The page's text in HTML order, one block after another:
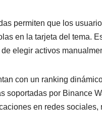
permiten que los
en la tarjeta del tema.
elegir activos
con un ranking
soportadas por Binance
en redes